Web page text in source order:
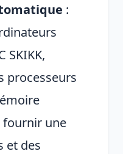
:
SKIKK,
processeurs
fournir une
et des